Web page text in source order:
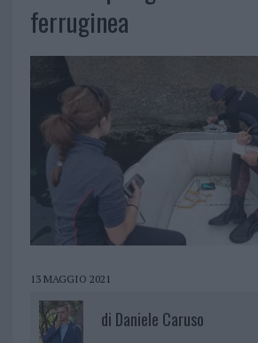
ferruginea
13 MAGGIO 2021
di Daniele Caruso